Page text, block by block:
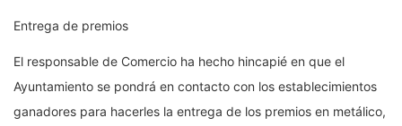
Entrega de premios
El responsable de Comercio ha hecho hincapié en que el
Ayuntamiento se pondrá en contacto con los establecimientos
ganadores para hacerles la entrega de los premios en metálico,